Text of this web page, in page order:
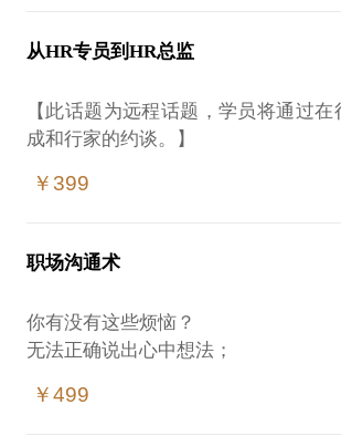
知道去哪里找，却不知道怎么打动面试
打动了面试官，玛尼，领导是奇葩！
容，从各个角度走通职场之路：
找准自己的优势和职业定位；
漂亮的简历打动HR；
我纵横HR界20年，横跨快消、餐饮、
从HR专员到HR总监
【此话题为远程话题，学员将通过
成和行家的约谈。】
工作1、3、5年，还是初级HR，不
卡在事务性工作中，不知道如何成为战
讲师，清华大学出版社人力资源签约作
我愿意与你分享的内容包括：
￥399
职场沟通术
你有没有这些烦恼？
无法正确说出心中想法；
和领导、同事沟通困难。
￥499